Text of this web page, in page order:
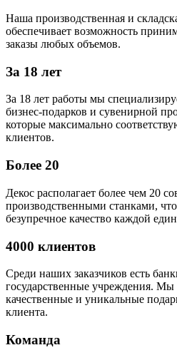
Наша производственная и
обеспечивает возможность
заказы любых объемов.
За 18 лет
За 18 лет работы мы
бизнес-подарков и сувенирной
которые максимально
клиентов.
Более 20
Декос располагает более чем 20
производственными станками,
безупречное качество каждой
4000 клиентов
Среди наших заказчиков есть
государственные учреждения. Мы
качественные и уникальные
клиента.
Команда